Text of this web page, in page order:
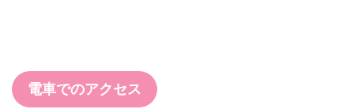
電車でのアクセス